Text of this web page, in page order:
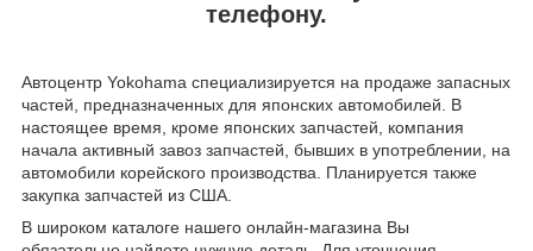
телефону.
Автоцентр Yokohama специализируется на продаже запасных
частей, предназначенных для японских автомобилей. В
настоящее время, кроме японских запчастей, компания
начала активный завоз запчастей, бывших в употреблении, на
автомобили корейского производства. Планируется также
закупка запчастей из США.
В широком каталоге нашего онлайн-магазина Вы